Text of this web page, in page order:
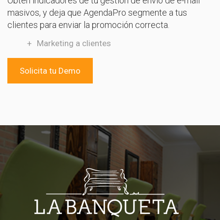
masivos, y deja que AgendaPro segmente a tus
clientes para enviar la promoción correcta.
Marketing a clientes
Solicita tu Demo